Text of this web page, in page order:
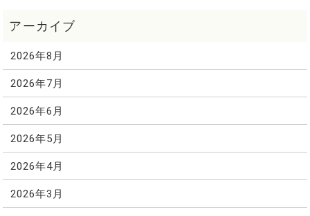
2026年8月
2026年7月
2026年6月
2026年5月
2026年4月
2026年3月